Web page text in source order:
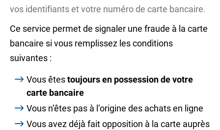
vos identifiants et votre numéro de carte bancaire.
Ce service permet de signaler une fraude à la carte
bancaire si vous remplissez les conditions
suivantes :
Vous êtestoujours en possession de votre
carte bancaire
Vous n’êtes pas à l’origine des achats en ligne
Vous avez déjà fait opposition à la carte auprès